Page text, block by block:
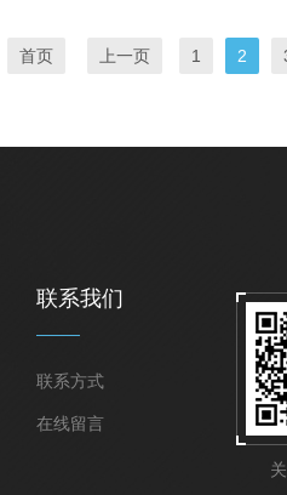
首页 上一页 1 2
联系我们
联系方式
在线留言